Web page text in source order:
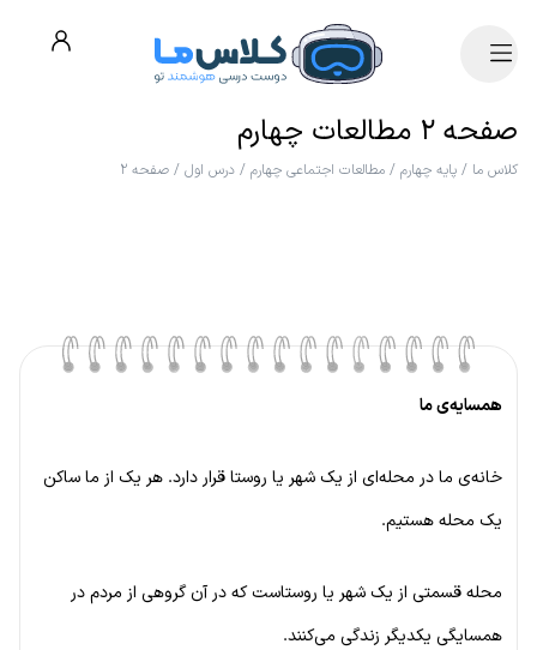
صفحه ۲ مطالعات چهارم
کلاس ما / پایه چهارم / مطالعات اجتماعی چهارم / درس اول / صفحه ۲
همسایه‌ی ما
خانه‌ی ما در محله‌ای از یک شهر یا روستا قرار دارد. هر یک از ما ساکن
یک محله هستیم.
محله قسمتی از یک شهر یا روستاست که در آن گروهی از مردم در
همسایگی یکدیگر زندگی می‌کنند.